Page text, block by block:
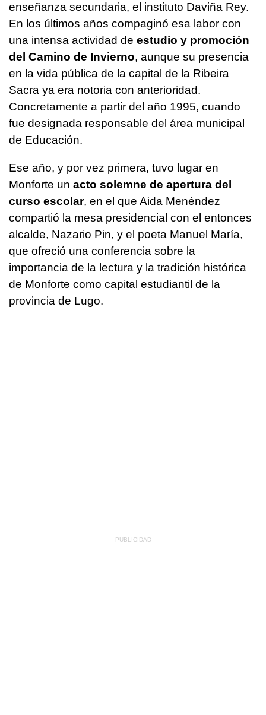
enseñanza secundaria, el instituto Daviña Rey.
En los últimos años compaginó esa labor con
una intensa actividad de estudio y promoción
del Camino de Invierno, aunque su presencia
en la vida pública de la capital de la Ribeira
Sacra ya era notoria con anterioridad.
Concretamente a partir del año 1995, cuando
fue designada responsable del área municipal
de Educación.
Ese año, y por vez primera, tuvo lugar en
Monforte un acto solemne de apertura del
curso escolar, en el que Aida Menéndez
compartió la mesa presidencial con el entonces
alcalde, Nazario Pin, y el poeta Manuel María,
que ofreció una conferencia sobre la
importancia de la lectura y la tradición histórica
de Monforte como capital estudiantil de la
provincia de Lugo.